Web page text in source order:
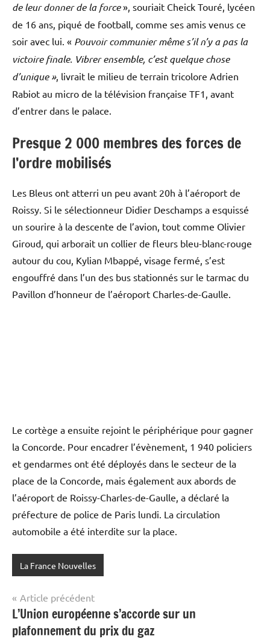
de leur donner de la force», souriait Cheick Touré, lycéen
de 16 ans, piqué de football, comme ses amis venus ce
soir avec lui. « Pouvoir communier même s’il n’y a pas la
victoire finale. Vibrer ensemble, c’est quelque chose
d’unique », livrait le milieu de terrain tricolore Adrien
Rabiot au micro de la télévision française TF1, avant
d’entrer dans le palace.
Presque 2 000 membres des forces de
l’ordre mobilisés
Les Bleus ont atterri un peu avant 20h à l’aéroport de
Roissy. Si le sélectionneur Didier Deschamps a esquissé
un sourire à la descente de l’avion, tout comme Olivier
Giroud, qui arborait un collier de fleurs bleu-blanc-rouge
autour du cou, Kylian Mbappé, visage fermé, s’est
engouffré dans l’un des bus stationnés sur le tarmac du
Pavillon d’honneur de l’aéroport Charles-de-Gaulle.
Le cortège a ensuite rejoint le périphérique pour gagner
la Concorde. Pour encadrer l’évènement, 1 940 policiers
et gendarmes ont été déployés dans le secteur de la
place de la Concorde, mais également aux abords de
l’aéroport de Roissy-Charles-de-Gaulle, a déclaré la
préfecture de police de Paris lundi. La circulation
automobile a été interdite sur la place.
La France Nouvelles
Navigation
de
l’article
Article précédent
L’Union européenne s’accorde sur un
plafonnement du prix du gaz